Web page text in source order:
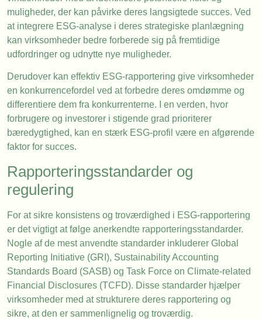
muligheder, der kan påvirke deres langsigtede succes. Ved
at integrere ESG-analyse i deres strategiske planlægning
kan virksomheder bedre forberede sig på fremtidige
udfordringer og udnytte nye muligheder.
Derudover kan effektiv ESG-rapportering give virksomheder
en konkurrencefordel ved at forbedre deres omdømme og
differentiere dem fra konkurrenterne. I en verden, hvor
forbrugere og investorer i stigende grad prioriterer
bæredygtighed, kan en stærk ESG-profil være en afgørende
faktor for succes.
Rapporteringsstandarder og
regulering
For at sikre konsistens og troværdighed i ESG-rapportering
er det vigtigt at følge anerkendte rapporteringsstandarder.
Nogle af de mest anvendte standarder inkluderer Global
Reporting Initiative (GRI), Sustainability Accounting
Standards Board (SASB) og Task Force on Climate-related
Financial Disclosures (TCFD). Disse standarder hjælper
virksomheder med at strukturere deres rapportering og
sikre, at den er sammenlignelig og troværdig.